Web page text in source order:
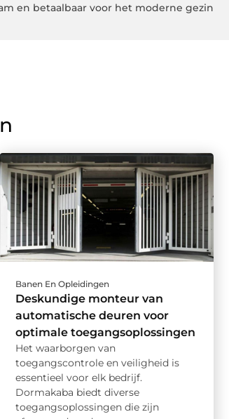
en betaalbaar voor het moderne gezin
Banen En Opleidingen
Deskundige monteur van
automatische deuren voor
optimale toegangsoplossingen
Het waarborgen van
toegangscontrole en veiligheid is
essentieel voor elk bedrijf.
Dormakaba biedt diverse
toegangsoplossingen die zijn